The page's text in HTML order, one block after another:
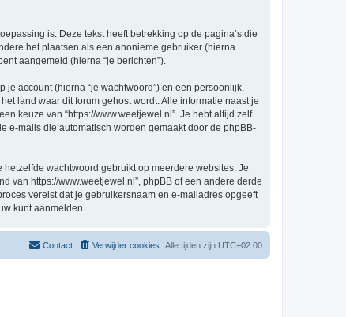
is. Deze tekst heeft betrekking op de pagina’s die
het plaatsen als een anonieme gebruiker (hierna
aangemeld (hierna “je berichten”).
account (hierna “je wachtwoord”) en een persoonlijk,
land waar dit forum gehost wordt. Alle informatie naast je
keuze van “https://www.weetjewel.nl”. Je hebt altijd zelf
e-mails die automatisch worden gemaakt door de phpBB-
wachtwoord gebruikt op meerdere websites. Je
van https://www.weetjewel.nl”, phpBB of een andere derde
vereist dat je gebruikersnaam en e-mailadres opgeeft
kunt aanmelden.
Alle tijden zijn UTC+02:00
Verwijder cookies
Contact